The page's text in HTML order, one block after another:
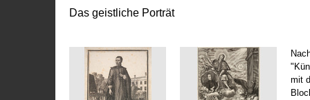
Das geistliche Porträt
mit